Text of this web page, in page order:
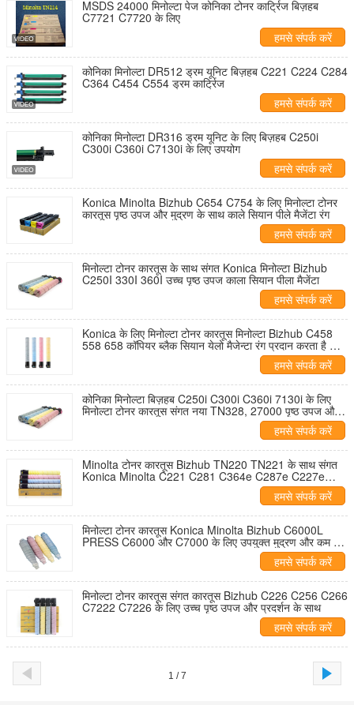
MSDS 24000 मिनोल्टा पेज कोनि‍का टोनर कार्ट्रिज बिज़हब
C7721 C7720 के लिए
हमसे संपर्क करें
कोनिका मिनोल्टा DR512 ड्रम यूनिट बिज़हब C221 C224 C284
C364 C454 C554 ड्रम कार्ट्रिज
हमसे संपर्क करें
कोनिका मिनोल्टा DR316 ड्रम यूनिट के लिए बिज़हब C250i
C300i C360i C7130i के लिए उपयोग
हमसे संपर्क करें
Konica Minolta Bizhub C654 C754 के लिए मिनोल्टा टोनर
कारतूस पृष्ठ उपज और मुद्रण के साथ काले सियान पीले मैजेंटा रंग
हमसे संपर्क करें
मिनोल्टा टोनर कारतूस के साथ संगत Konica मिनोल्टा Bizhub
C250I 330I 360I उच्च पृष्ठ उपज काला सियान पीला मैजेंटा
हमसे संपर्क करें
Konica के लिए मिनोल्टा टोनर कारतूस मिनोल्टा Bizhub C458
558 658 कॉपियर ब्लैक सियान येलो मैजेन्टा रंग प्रदान करता है और
हमसे संपर्क करें
कोनिका मिनोल्टा बिज़हब C250i C300i C360i 7130i के लिए
मिनोल्टा टोनर कारतूस संगत नया TN328, 27000 पृष्ठ उपज और
हमसे संपर्क करें
Minolta टोनर कारतूस Bizhub TN220 TN221 के साथ संगत
Konica Minolta C221 C281 C364e C287e C227e
हमसे संपर्क करें
मिनोल्टा टोनर कारतूस Konica Minolta Bizhub C6000L
PRESS C6000 और C7000 के लिए उपयुक्त मुद्रण और कम दोष
हमसे संपर्क करें
मिनोल्टा टोनर कारतूस संगत कारतूस Bizhub C226 C256 C266
C7222 C7226 के लिए उच्च पृष्ठ उपज और प्रदर्शन के साथ
हमसे संपर्क करें
1 / 7